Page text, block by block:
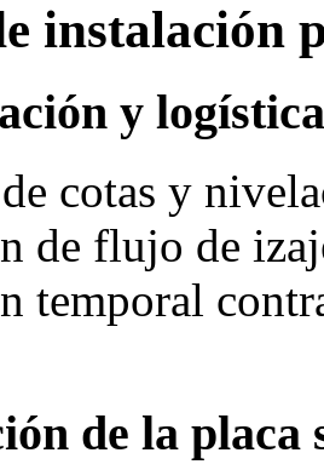
instalación
y
cotas y
de flujo de
temporal
de la placa